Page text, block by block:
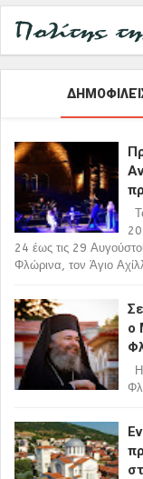
24 έως τις 29
Φλώρινα, τον Άγιο
ο